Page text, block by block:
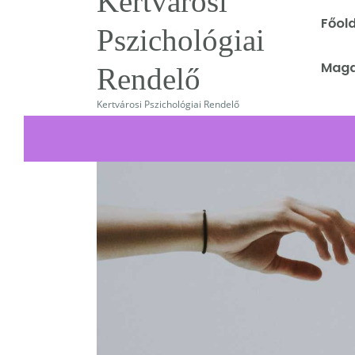
Pszichológiai
Rendelő
Kertvárosi Pszichológiai Rendelő